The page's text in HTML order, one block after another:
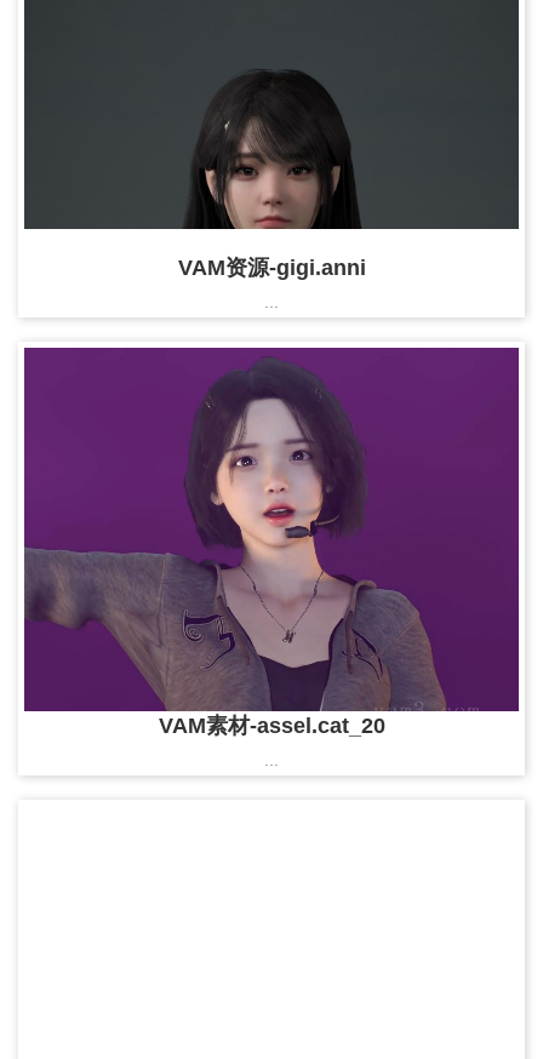
VAM资源-gigi.anni
...
VAM素材-assel.cat_20
...